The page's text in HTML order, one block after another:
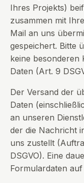
Ihres Projekts)
zusammen mit
Mail an uns
gespeichert. Bitte
keine besonderen
Daten (Art. 9
Der Versand der
Daten
an unseren
der die Nachricht
uns zustellt
DSGVO). Eine
Formulardaten